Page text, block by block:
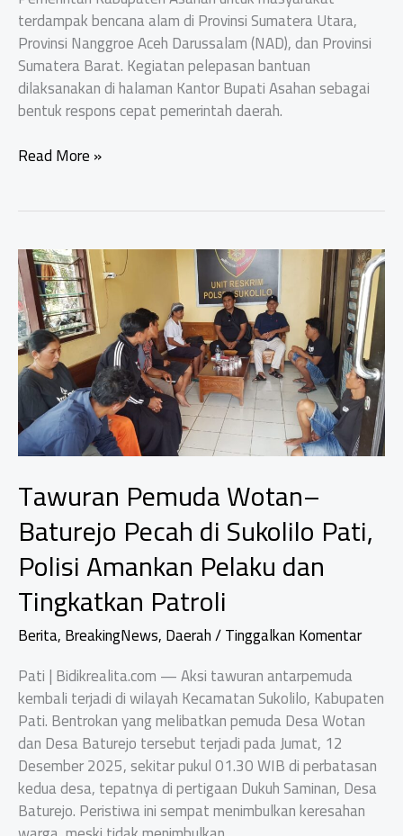
terdampak bencana alam di Provinsi Sumatera Utara,
Provinsi Nanggroe Aceh Darussalam (NAD), dan Provinsi
Sumatera Barat. Kegiatan pelepasan bantuan
dilaksanakan di halaman Kantor Bupati Asahan sebagai
bentuk respons cepat pemerintah daerah.
Bupati
Kemanusiaan
untuk
Korban
Bencana
Alam
Read More »
Tawuran Pemuda Wotan–
Baturejo Pecah di Sukolilo Pati,
Polisi Amankan Pelaku dan
Tingkatkan Patroli
Berita,BreakingNews,Daerah/Tinggalkan Komentar
Pati | Bidikrealita.com — Aksi tawuran antarpemuda
kembali terjadi di wilayah Kecamatan Sukolilo, Kabupaten
Pati. Bentrokan yang melibatkan pemuda Desa Wotan
dan Desa Baturejo tersebut terjadi pada Jumat, 12
Desember 2025, sekitar pukul 01.30 WIB di perbatasan
kedua desa, tepatnya di pertigaan Dukuh Saminan, Desa
Baturejo. Peristiwa ini sempat menimbulkan keresahan